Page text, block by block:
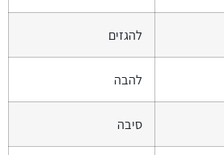
להגזים
להבה
סיבה